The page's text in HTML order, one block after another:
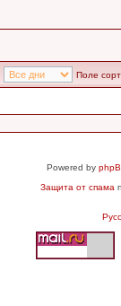
Поле
Powered by
Защита от спама